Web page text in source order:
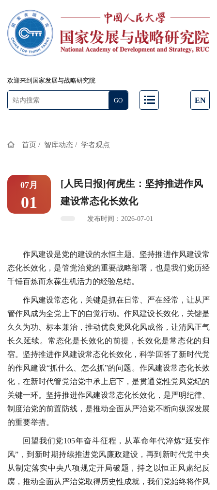
欢迎来到国家发展与战略研究院
EN
首页 / 智库动态 / 学者观点
07月
01
[人民日报]何虎生：坚持推进作风
建设常态化长效化
发布时间：2026-07-01
作风建设是党的建设的永恒主题。坚持推进作风建设常
态化长效化，是管党治党的重要战略部署，也是我们党历经
千锤百炼而永葆生机活力的经验总结。
作风建设常态化，关键是抓在日常、严在经常，让从严
管作风成为全党上下的自觉行动。作风建设长效化，关键是
久久为功、标本兼治，推动优良党风化风成俗，让清风正气
长久延续。常态化是长效化的前提，长效化是常态化的归
宿。坚持推进作风建设常态化长效化，科学回答了新时代党
的作风建设“抓什么、怎么抓”的问题。作风建设常态化长效
化，在新时代管党治党中承上启下，是贯通党性党风党纪的
关键一环。坚持推进作风建设常态化长效化，是严明纪律、
制度治党的前置防线，是推动全面从严治党不断向纵深发展
的重要举措。
回望我们党105年奋斗征程，从革命年代淬炼“延安作
风”，到新时期持续推进党风廉政建设，再到新时代党中央
从制定落实中央八项规定开局破题，持之以恒正风肃纪反
腐，推动全面从严治党取得历史性成就，我们党始终将作风